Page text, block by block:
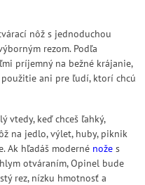
nôž s jednoduchou
rezom. Podľa
príjemný na bežné krájanie,
ani pre ľudí, ktorí chcú
vtedy, keď chceš ľahký,
na jedlo, výlet, huby, piknik
Ak hľadáš moderné nože s
otváraním, Opinel bude
rez, nízku hmotnosť a